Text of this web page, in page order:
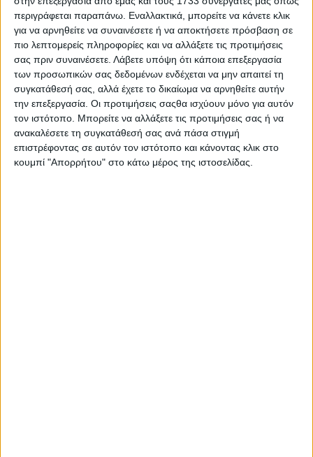
περιγράφεται παραπάνω. Εναλλακτικά, μπορείτε να κάνετε κλικ
για να αρνηθείτε να συναινέσετε ή να αποκτήσετε πρόσβαση σε
πιο λεπτομερείς πληροφορίες και να αλλάξετε τις προτιμήσεις
σας πριν συναινέσετε. Λάβετε υπόψη ότι κάποια επεξεργασία
των προσωπικών σας δεδομένων ενδέχεται να μην απαιτεί τη
συγκατάθεσή σας, αλλά έχετε το δικαίωμα να αρνηθείτε αυτήν
την επεξεργασία. Οι προτιμήσεις σαςθα ισχύουν μόνο για αυτόν
τον ιστότοπο. Μπορείτε να αλλάξετε τις προτιμήσεις σας ή να
ανακαλέσετε τη συγκατάθεσή σας ανά πάσα στιγμή
επιστρέφοντας σε αυτόν τον ιστότοπο και κάνοντας κλικ στο
κουμπί "Απορρήτου" στο κάτω μέρος της ιστοσελίδας.
Μονόπετρο Swarovski® 14 Kαράτια 4380-DF685-OR10FIL
€ 858,00